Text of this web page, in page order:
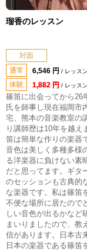
瑠香のレッスン
対面
通常
6,546 円 / レッスン
体験 1,882 円 / レッスン
篠笛に出会ってから26
氏を師事し現在福岡市
宅、熊本の音楽教室の
り講師歴は10年を越え
笛は簡単な作りの楽器
音色は美しく多種多様
る洋楽器に負けない素
だと思ってます。ギタ
のセッションも古典的
な楽器です。私は篠笛
不便な場所に居たので
しい音色が出るかなど
まいりましたので、教
信があります。日本古
日本の楽器である篠笛